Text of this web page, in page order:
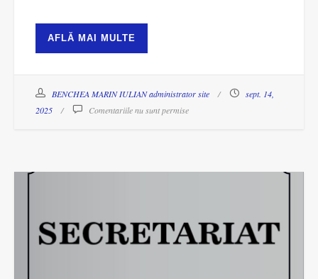
AFLĂ MAI MULTE
BENCHEA MARIN IULIAN administrator site
sept. 14,
2025
Comentariile nu sunt permise